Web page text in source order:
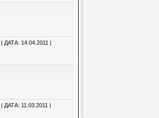
| ДАТА: 14.04.2011 |
| ДАТА: 11.03.2011 |